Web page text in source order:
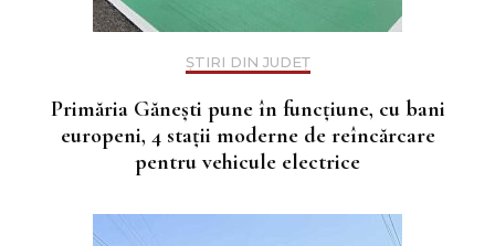
ȘTIRI DIN JUDEȚ
Primăria Gănești pune în funcțiune, cu bani
europeni, 4 stații moderne de reîncărcare
pentru vehicule electrice